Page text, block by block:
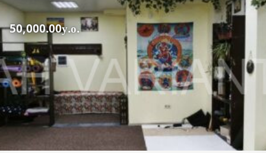
50,000.00у.о.